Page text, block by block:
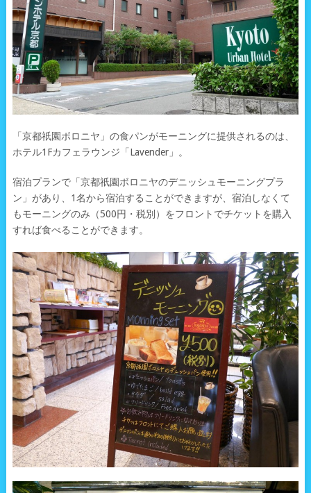
「京都祇園ボロニヤ」の食パンがモーニングに提供されるのは、
ホテル1Fカフェラウンジ「Lavender」。
宿泊プランで「京都祇園ボロニヤのデニッシュモーニングプラ
ン」があり、1名から宿泊することができますが、宿泊しなくて
もモーニングのみ（500円・税別）をフロントでチケットを購入
すれば食べることができます。